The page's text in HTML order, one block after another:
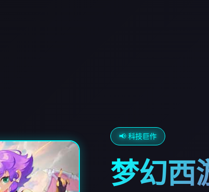
📢 科技巨作
梦幻西